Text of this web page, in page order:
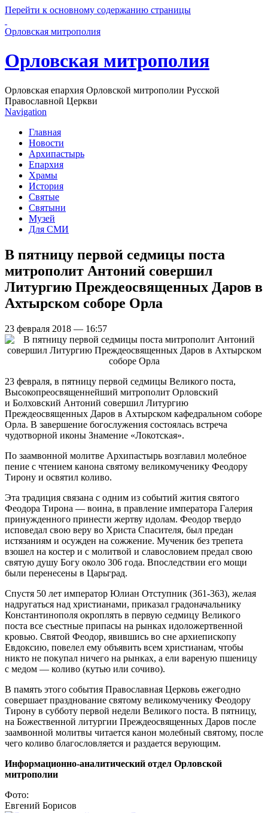
Перейти к основному содержанию страницы
Орловская митрополия
Орловская митрополия
Орловская епархия Орловской митрополии Русской
Православной Церкви
Navigation
Главная
Новости
Архипастырь
Епархия
Храмы
История
Святые
Святыни
Музей
Для СМИ
В пятницу первой седмицы поста
митрополит Антоний совершил
Литургию Преждеосвященных Даров в
Ахтырском соборе Орла
23 февраля 2018 — 16:57
23 февраля, в пятницу первой седмицы Великого поста,
Высокопреосвященнейший митрополит Орловский
и Болховский Антоний совершил Литургию
Преждеосвященных Даров в Ахтырском кафедральном соборе
Орла. В завершение богослужения состоялась встреча
чудотворной иконы Знамение «Локотская».
По заамвонной молитве Архипастырь возглавил молебное
пение с чтением канона святому великомученику Феодору
Тирону и освятил коливо.
Эта традиция связана с одним из событий жития святого
Феодора Тирона — воина, в правление императора Галерия
принужденного принести жертву идолам. Феодор твердо
исповедал свою веру во Христа Спасителя, был предан
истязаниям и осужден на сожжение. Мученик без трепета
взошел на костер и с молитвой и славословием предал свою
святую душу Богу около 306 года. Впоследствии его мощи
были перенесены в Царьград.
Спустя 50 лет император Юлиан Отступник (361-363), желая
надругаться над христианами, приказал градоначальнику
Константинополя окроплять в первую седмицу Великого
поста все съестные припасы на рынках идоложертвенной
кровью. Святой Феодор, явившись во сне архиепископу
Евдоксию, повелел ему объявить всем христианам, чтобы
никто не покупал ничего на рынках, а ели вареную пшеницу
с медом — коливо (кутью или сочиво).
В память этого события Православная Церковь ежегодно
совершает празднование святому великомученику Феодору
Тирону в субботу первой недели Великого поста. В пятницу,
на Божественной литургии Преждеосвященных Даров после
заамвонной молитвы читается канон молебный святому, после
чего коливо благословляется и раздается верующим.
Информационно-аналитический отдел Орловской
митрополии
Фото:
Евгений Борисов